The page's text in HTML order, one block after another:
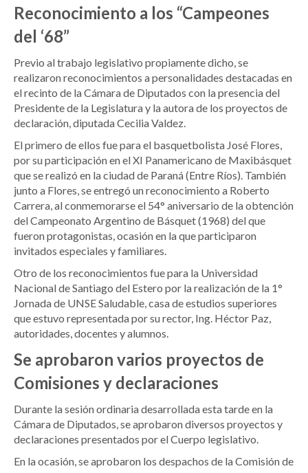
Reconocimiento a los “Campeones
del ‘68”
Previo al trabajo legislativo propiamente dicho, se
realizaron reconocimientos a personalidades destacadas en
el recinto de la Cámara de Diputados con la presencia del
Presidente de la Legislatura y la autora de los proyectos de
declaración, diputada Cecilia Valdez.
El primero de ellos fue para el basquetbolista José Flores,
por su participación en el XI Panamericano de Maxibásquet
que se realizó en la ciudad de Paraná (Entre Ríos). También
junto a Flores, se entregó un reconocimiento a Roberto
Carrera, al conmemorarse el 54° aniversario de la obtención
del Campeonato Argentino de Básquet (1968) del que
fueron protagonistas, ocasión en la que participaron
invitados especiales y familiares.
Otro de los reconocimientos fue para la Universidad
Nacional de Santiago del Estero por la realización de la 1°
Jornada de UNSE Saludable, casa de estudios superiores
que estuvo representada por su rector, Ing. Héctor Paz,
autoridades, docentes y alumnos.
Se aprobaron varios proyectos de
Comisiones y declaraciones
Durante la sesión ordinaria desarrollada esta tarde en la
Cámara de Diputados, se aprobaron diversos proyectos y
declaraciones presentados por el Cuerpo legislativo.
En la ocasión, se aprobaron los despachos de la Comisión de